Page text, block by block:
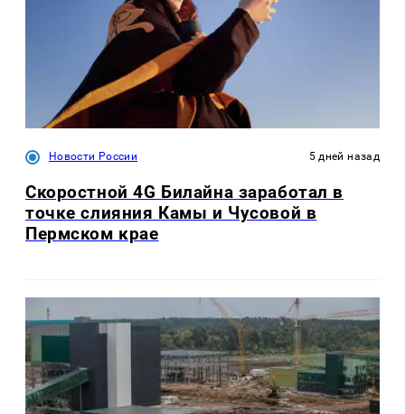
Новости России 5 дней назад
Скоростной 4G Билайна заработал в
точке слияния Камы и Чусовой в
Пермском крае